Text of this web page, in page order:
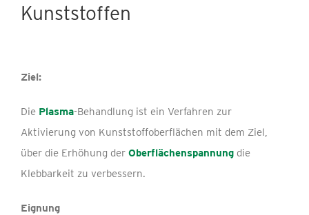
Kunststoffen
Ziel:
Die Plasma-Behandlung ist ein Verfahren zur
Aktivierung von Kunststoffoberflächen mit dem Ziel,
über die Erhöhung der Oberflächenspannung die
Klebbarkeit zu verbessern.
Eignung